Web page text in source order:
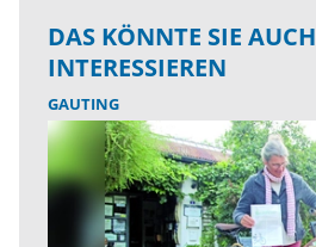
DAS KÖNNTE SIE AUCH
INTERESSIEREN
GAUTING